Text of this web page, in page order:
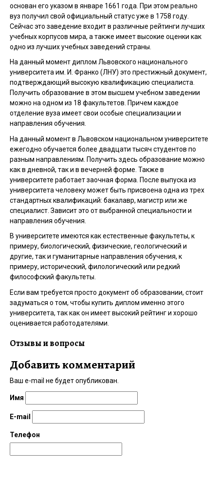
основан его указом в январе 1661 года. При этом реально
вуз получил свой официальный статус уже в 1758 году.
Сейчас это заведение входит в различные рейтинги лучших
учебных корпусов мира, а также имеет высокие оценки как
одно из лучших учебных заведений страны.
На данный момент диплом Львовского национального
университета им. И. Франко (ЛНУ) это престижный документ,
подтверждающий высокую квалификацию специалиста.
Получить образование в этом высшем учебном заведении
можно на одном из 18 факультетов. Причем каждое
отделение вуза имеет свои особые специализации и
направления обучения.
На данный момент в Львовском национальном университете
ежегодно обучается более двадцати тысяч студентов по
разным направлениям. Получить здесь образование можно
как в дневной, так и в вечерней форме. Также в
университете работает заочная форма. После выпуска из
университета человеку может быть присвоена одна из трех
стандартных квалификаций: бакалавр, магистр или же
специалист. Зависит это от выбранной специальности и
направления обучения.
В университете имеются как естественные факультеты, к
примеру, биологический, физические, геологический и
другие, так и гуманитарные направления обучения, к
примеру, исторический, филологический или редкий
философский факультеты.
Если вам требуется просто документ об образовании, стоит
задуматься о том, чтобы купить диплом именно этого
университета, так как он имеет высокий рейтинг и хорошо
оценивается работодателями.
Отзывы и вопросы
Добавить комментарий
Ваш e-mail не будет опубликован.
Имя
E-mail
Телефон